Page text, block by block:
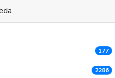
177
2286